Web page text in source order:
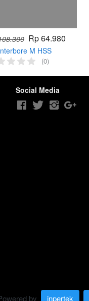
Rp 64.980
M HSS
Bor Step Conter
(0)
Social Media
by inpertek